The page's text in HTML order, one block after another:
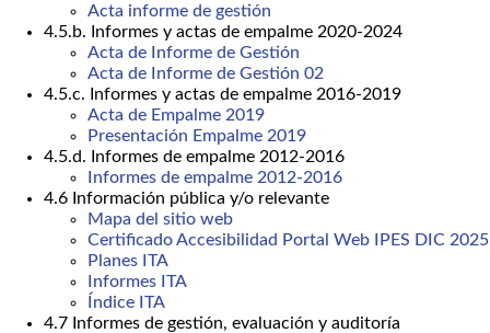
Acta informe de gestión
4.5.b. Informes y actas de empalme 2020-2024
Acta de Informe de Gestión
Acta de Informe de Gestión 02
4.5.c. Informes y actas de empalme 2016-2019
Acta de Empalme 2019
Presentación Empalme 2019
4.5.d. Informes de empalme 2012-2016
Informes de empalme 2012-2016
4.6 Información pública y/o relevante
Mapa del sitio web
Certificado Accesibilidad Portal Web IPES DIC 2025
Planes ITA
Informes ITA
Índice ITA
4.7 Informes de gestión, evaluación y auditoría